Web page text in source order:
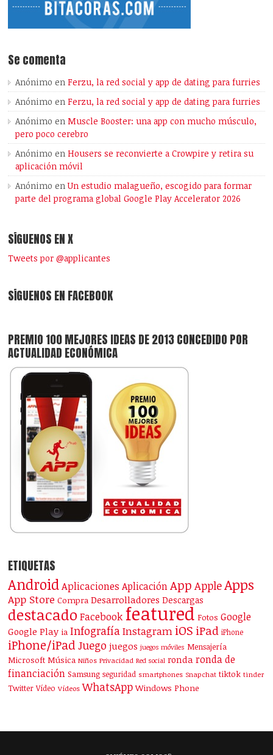
Se comenta
Anónimo enFerzu, la red social y app de dating para furries
Anónimo enFerzu, la red social y app de dating para furries
Anónimo enMuscle Booster: una app con mucho músculo,
pero poco cerebro
Anónimo enHousers se reconvierte a Crowpire y retira su
aplicación móvil
Anónimo enUn estudio malagueño, escogido para formar
parte del programa global Google Play Accelerator 2026
SÍGUENOS EN X
Tweets por @applicantes
SÍGUENOS EN FACEBOOK
PREMIO 100 MEJORES IDEAS DE 2013 CONCEDIDO POR
ACTUALIDAD ECONÓMICA
ETIQUETAS
Android Aplicaciones Aplicación App AppleApps
App Store Compra Desarrolladores Descargas
destacado Facebook featured Fotos Google
Google Play ia InfografíaInstagram iOS iPad iPhone
iPhone/iPad Juego juegos juegos móviles Mensajería
Microsoft Música Niños Privacidad Red social ronda ronda de
financiación Samsung seguridad smartphones Snapchat tiktok tinder
Twitter Vídeo Vídeos WhatsApp Windows Phone